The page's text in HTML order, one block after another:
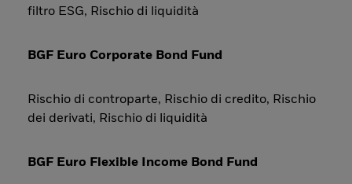
filtro ESG, Rischio di liquidità
BGF Euro Corporate Bond Fund
Rischio di controparte, Rischio di credito, Rischio
dei derivati, Rischio di liquidità
BGF Euro Flexible Income Bond Fund